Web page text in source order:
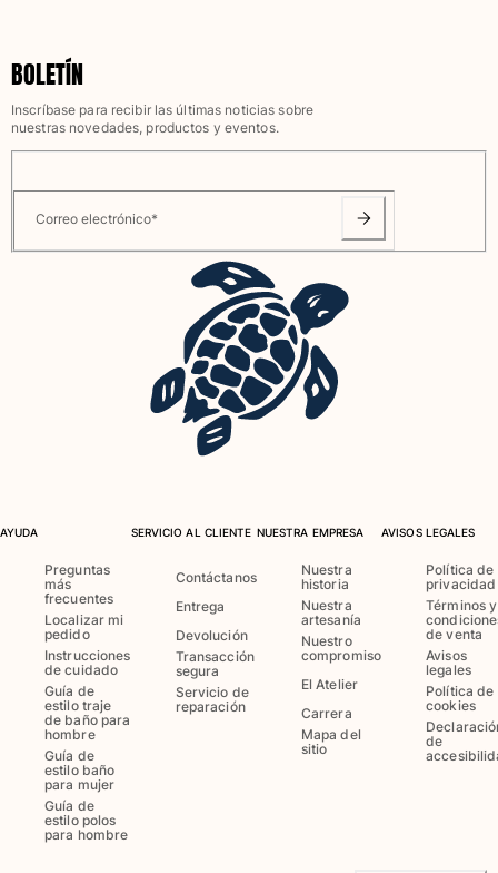
Ver todo Gafas de sol
Pañuelos de playa
Accesorios Niños
Sombrero para niños
Toallas y Ponchos de playa
Ver todo Accesorios Niños
Mocasín
Calzado de Playa
Ver todo Zapatos
Outdoor
Ver todo Outdoor
Calcetines
Ver todo Calcetines
BOLETÍN
Inscríbase para recibir las últimas noticias sobre
nuestras novedades, productos y eventos.
Correo electrónico*
AYUDA
Preguntas
más
frecuentes
Localizar mi
pedido
Instrucciones
de cuidado
Guía de
estilo traje
de baño para
hombre
Guía de
estilo baño
para mujer
Guía de
estilo polos
para hombre
SERVICIO AL CLIENTE
Contáctanos
Entrega
Devolución
Transacción
segura
Servicio de
reparación
NUESTRA EMPRESA
Nuestra
historia
Nuestra
artesanía
Nuestro
compromiso
El Atelier
Carrera
Mapa del
sitio
AVISOS LEGALES
Política de
privacidad
Términos y
de venta
Avisos
legales
Política de
cookies
de